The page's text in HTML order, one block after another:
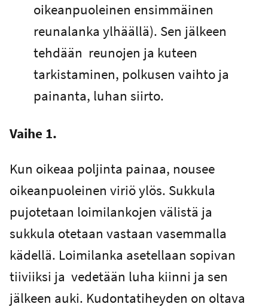
oikeanpuoleinen ensimmäinen
reunalanka ylhäällä). Sen jälkeen
tehdään reunojen ja kuteen
tarkistaminen, polkusen vaihto ja
painanta, luhan siirto.
Vaihe 1.
Kun oikeaa poljinta painaa, nousee
oikeanpuoleinen viriö ylös. Sukkula
pujotetaan loimilankojen välistä ja
sukkula otetaan vastaan vasemmalla
kädellä. Loimilanka asetellaan sopivan
tiiviiksi ja vedetään luha kiinni ja sen
jälkeen auki. Kudontatiheyden on oltava